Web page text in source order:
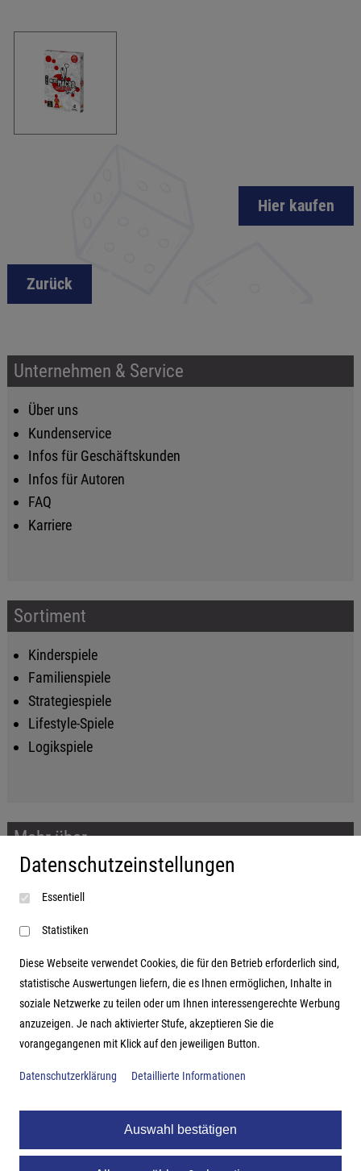
Hier kaufen
Zurück
Unternehmen & Service
Über uns
Kundenservice
Infos für Geschäftskunden
Infos für Autoren
FAQ
Karriere
Sortiment
Kinderspiele
Familienspiele
Strategiespiele
Lifestyle-Spiele
Logikspiele
Mehr über...
Impressum
AGB
Datenschutzerklärung
Adresse
Hutter Trade GmbH + Co KG
Bgm.-Landmann-Platz 1-5
Datenschutzeinstellungen
Essentiell
Statistiken
Diese Webseite verwendet Cookies, die für den Betrieb erforderlich sind,
statistische Auswertungen liefern, die es Ihnen ermöglichen, Inhalte in
soziale Netzwerke zu teilen oder um Ihnen interessengerechte Werbung
anzuzeigen. Je nach aktivierter Stufe, akzeptieren Sie die
vorangegangenen mit Klick auf den jeweiligen Button.
Datenschutzerklärung Detaillierte Informationen
Auswahl bestätigen